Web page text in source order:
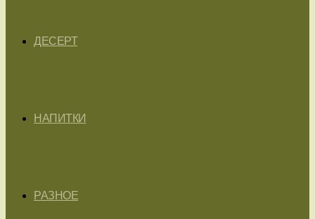
ДЕСЕРТ
НАПИТКИ
РАЗНОЕ